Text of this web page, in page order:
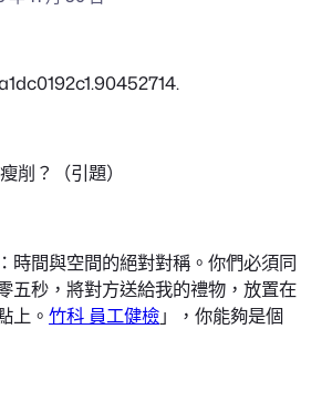
削？（引題）
時間與空間的絕對對稱。你們必須同
五秒，將對方送給我的禮物，放置在
上。 竹科 員工健檢」，你能夠是個